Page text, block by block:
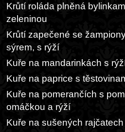
Krůtí roláda plněná
zeleninou
Krůtí zapečené se
sýrem, s rýží
Kuře na mandarinkách s
Kuře na paprice s
Kuře na pomerančích s
omáčkou a rýží
Kuře na sušených